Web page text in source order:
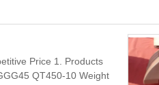
Price 1. Products
QT450-10 Weight